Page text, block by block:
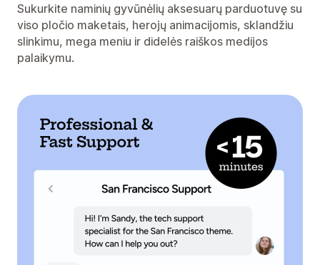
Sukurkite naminių gyvūnėlių aksesuarų parduotuvę su
viso pločio maketais, herojų animacijomis, sklandžiu
slinkimu, mega meniu ir didelės raiškos medijos
palaikymu.